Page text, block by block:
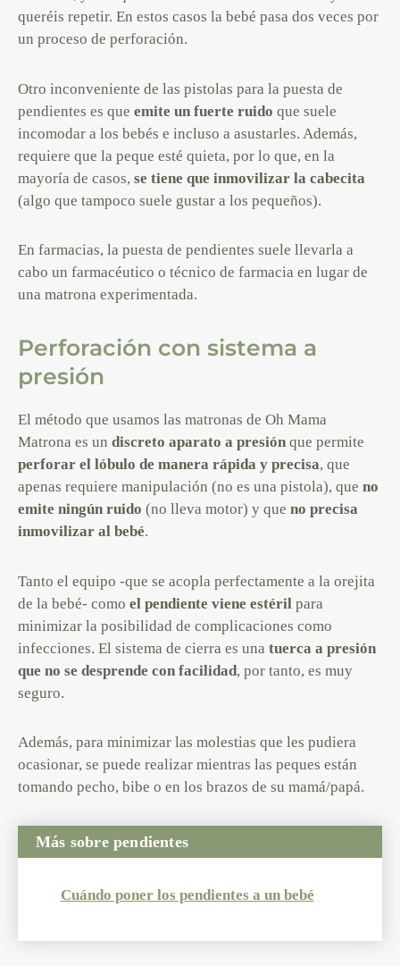
queréis repetir. En estos casos la bebé pasa dos veces por
un proceso de perforación.
Otro inconveniente de las pistolas para la puesta de
pendientes es que emite un fuerte ruido que suele
incomodar a los bebés e incluso a asustarles. Además,
requiere que la peque esté quieta, por lo que, en la
mayoría de casos, se tiene que inmovilizar la cabecita
(algo que tampoco suele gustar a los pequeños).
En farmacias, la puesta de pendientes suele llevarla a
cabo un farmacéutico o técnico de farmacia en lugar de
una matrona experimentada.
Perforación con sistema a
presión
El método que usamos las matronas de Oh Mama
Matrona es un discreto aparato a presión que permite
perforar el lóbulo de manera rápida y precisa, que
apenas requiere manipulación (no es una pistola), que no
emite ningún ruido (no lleva motor) y que no precisa
inmovilizar al bebé.
Tanto el equipo -que se acopla perfectamente a la orejita
de la bebé- como el pendiente viene estéril para
minimizar la posibilidad de complicaciones como
infecciones. El sistema de cierra es una tuerca a presión
que no se desprende con facilidad, por tanto, es muy
seguro.
Además, para minimizar las molestias que les pudiera
ocasionar, se puede realizar mientras las peques están
tomando pecho, bibe o en los brazos de su mamá/papá.
Más sobre pendientes
Cuándo poner los pendientes a un bebé